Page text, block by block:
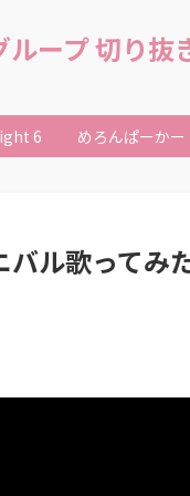
ループ 切り抜
6 めろんぱーかー
ル歌ってみ